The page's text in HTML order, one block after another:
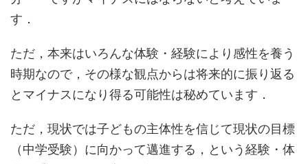
す．
ただ，本来はいろんな体験・経験により感性を養う
時期なので，その様な観点からは将来的に振り返る
とマイナスになり得る可能性は秘めています．
ただ，現状では子どもの主体性を信じて現状の目標
（中学受験）に向かって邁進する，という経験・体